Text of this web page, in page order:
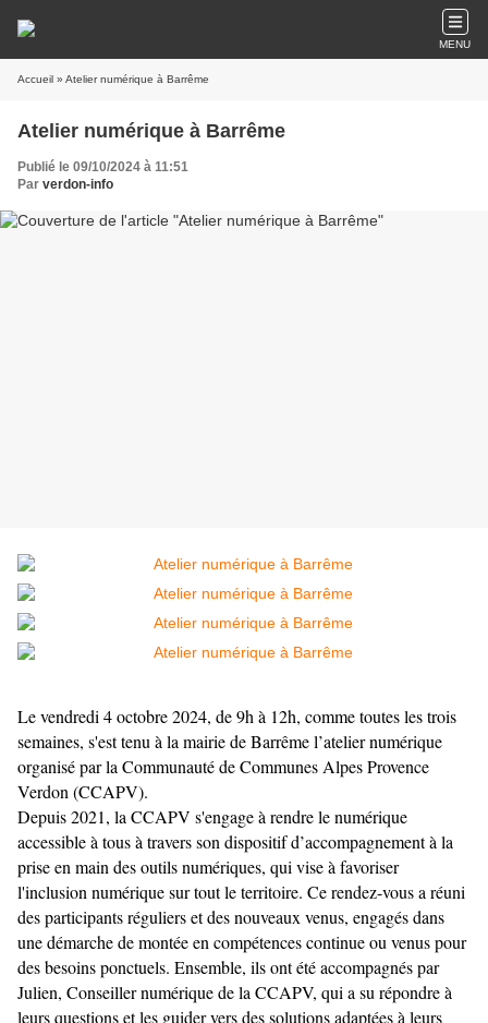
MENU
Accueil » Atelier numérique à Barrême
Atelier numérique à Barrême
Publié le 09/10/2024 à 11:51
Par verdon-info
Le vendredi 4 octobre 2024, de 9h à 12h, comme toutes les trois
semaines, s'est tenu à la mairie de Barrême l’atelier numérique
organisé par la Communauté de Communes Alpes Provence
Verdon (CCAPV).
Depuis 2021, la CCAPV s'engage à rendre le numérique
accessible à tous à travers son dispositif d’accompagnement à la
prise en main des outils numériques, qui vise à favoriser
l'inclusion numérique sur tout le territoire. Ce rendez-vous a réuni
des participants réguliers et des nouveaux venus, engagés dans
une démarche de montée en compétences continue ou venus pour
des besoins ponctuels. Ensemble, ils ont été accompagnés par
Julien, Conseiller numérique de la CCAPV, qui a su répondre à
leurs questions et les guider vers des solutions adaptées à leurs